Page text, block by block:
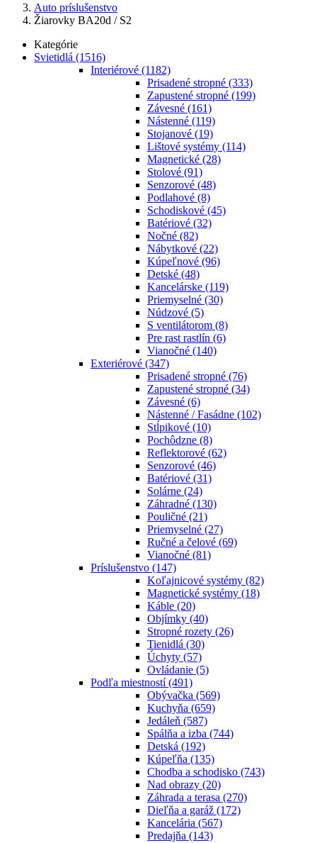
Auto príslušenstvo
Žiarovky BA20d / S2
Kategórie
Svietidlá (1516)
Interiérové (1182)
Prisadené stropné (333)
Zapustené stropné (199)
Závesné (161)
Nástenné (119)
Stojanové (19)
Lištové systémy (114)
Magnetické (28)
Stolové (91)
Senzorové (48)
Podlahové (8)
Schodiskové (45)
Batériové (32)
Nočné (82)
Nábytkové (22)
Kúpeľnové (96)
Detské (48)
Kancelárske (119)
Priemyselné (30)
Núdzové (5)
S ventilátorom (8)
Pre rast rastlín (6)
Vianočné (140)
Exteriérové (347)
Prisadené stropné (76)
Zapustené stropné (34)
Závesné (6)
Nástenné / Fasádne (102)
Stĺpikové (10)
Pochôdzne (8)
Reflektorové (62)
Senzorové (46)
Batériové (31)
Solárne (24)
Záhradné (130)
Pouličné (21)
Priemyselné (27)
Ručné a čelové (69)
Vianočné (81)
Príslušenstvo (147)
Koľajnicové systémy (82)
Magnetické systémy (18)
Káble (20)
Objímky (40)
Stropné rozety (26)
Tienidlá (30)
Úchyty (57)
Ovládanie (5)
Podľa miestností(491)
Obývačka (569)
Kuchyňa (659)
Jedáleň (587)
Spálňa a izba (744)
Detská (192)
Kúpeľňa (135)
Chodba a schodisko (743)
Nad obrazy (20)
Záhrada a terasa (270)
Dieľňa a garáž (172)
Kancelária (567)
Predajňa (143)